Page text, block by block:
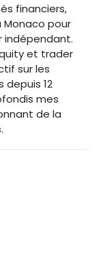
financiers,
Monaco pour
indépendant.
et trader
sur les
12
mes
de la